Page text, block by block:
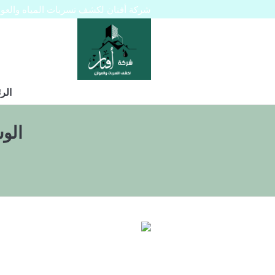
شركة أفنان لكشف تسربات المياه والعوازل